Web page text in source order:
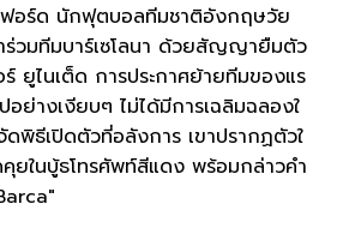
อร์ด นักฟุตบอลทีมชาติอังกฤษวัย
ร่วมทีมบาร์เซโลนา ด้วยสัญญายืมตัว
ร์ ยูไนเต็ด การประกาศย้ายทีมของแร
อย่างเงียบๆ ไม่ได้มีการเฉลิมฉลองใ
พิธีเปิดตัวที่อลังการ เขาปรากฏตัวใ
ยในบู้ธโทรศัพท์สีแดง พร้อมกล่าวคำ